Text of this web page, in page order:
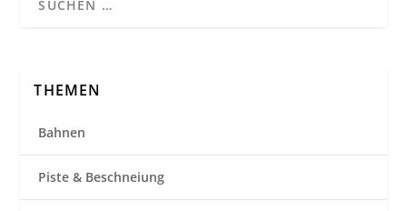
THEMEN
Bahnen
Piste & Beschneiung